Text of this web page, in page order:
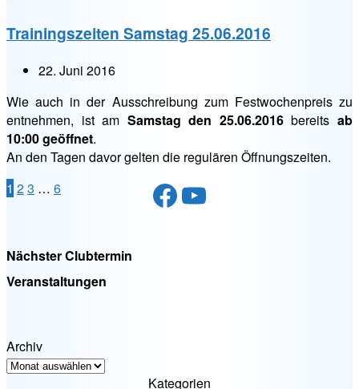
Trainingszeiten Samstag 25.06.2016
22. Juni 2016
Wie auch in der Ausschreibung zum Festwochenpreis zu
entnehmen, ist am Samstag den 25.06.2016bereitsab
10:00 geöffnet.
An den Tagen davor gelten die regulären Öffnungszeiten.
Seitennummerierung
Beiträge
1 23 … 6 Facebook
YouTube
Nächster Clubtermin
Veranstaltungen
Archiv
Kategorien